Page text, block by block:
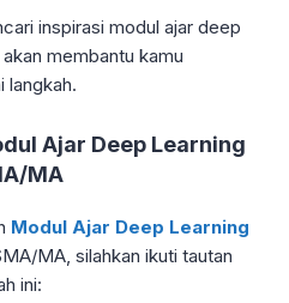
inspirasi modul ajar deep
membantu kamu
langkah.
Ajar Deep Learning
MA
Modul Ajar Deep Learning
MA, silahkan ikuti tautan
ini: